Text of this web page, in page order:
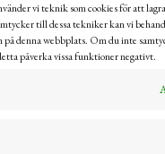
vi teknik som cookies för att
till dessa tekniker kan vi
denna webbplats. Om du inte
påverka vissa funktioner negativt.
för mer